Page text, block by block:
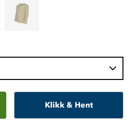
Klikk & Hent